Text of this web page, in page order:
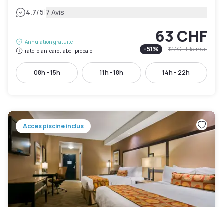
4.7/5|7 Avis
Annulation gratuite
rate-plan-card.label-prepaid
63 CHF
-51% 127 CHFla nuit
08h - 15h 11h - 18h 14h - 22h
Accès piscine inclus